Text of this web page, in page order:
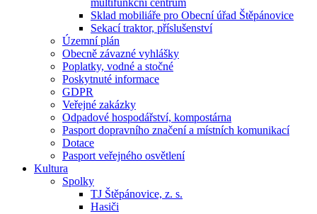
multifunkční centrum
Sklad mobiliáře pro Obecní úřad Štěpánovice
Sekací traktor, příslušenství
Územní plán
Obecně závazné vyhlášky
Poplatky, vodné a stočné
Poskytnuté informace
GDPR
Veřejné zakázky
Odpadové hospodářství, kompostárna
Pasport dopravního značení a místních komunikací
Dotace
Pasport veřejného osvětlení
Kultura
Spolky
TJ Štěpánovice, z. s.
Hasiči